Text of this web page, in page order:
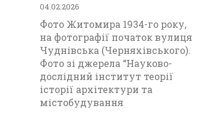
04.02.2026
Фото Житомира 1934-го року,
на фотографії початок вулиця
Чуднівська (Черняхівського).
Фото зі джерела “Науково-
дослідний інститут теорії
історії архітектури та
містобудування